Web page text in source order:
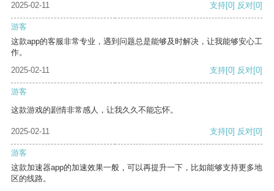
2025-02-11
支持[0] 反对[0]
游客
这款app的客服非常专业，遇到问题总是能够及时解决，让我能够安心工
作。
2025-02-11
支持[0] 反对[0]
游客
这款游戏的剧情非常感人，让我久久不能忘怀。
2025-02-11 支持[0] 反对[0]
游客
这款加速器app的加速效果一般，可以再提升一下，比如能够支持更多地
区的线路。